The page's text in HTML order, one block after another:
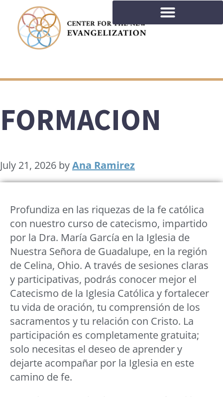
FORMACION
July 21, 2026 byAna Ramirez
Profundiza en las riquezas de la fe católica
con nuestro curso de catecismo, impartido
por la Dra. María García en la Iglesia de
Nuestra Señora de Guadalupe, en la región
de Celina, Ohio. A través de sesiones claras
y participativas, podrás conocer mejor el
Catecismo de la Iglesia Católica y fortalecer
tu vida de oración, tu comprensión de los
sacramentos y tu relación con Cristo. La
participación es completamente gratuita;
solo necesitas el deseo de aprender y
dejarte acompañar por la Iglesia en este
camino de fe.